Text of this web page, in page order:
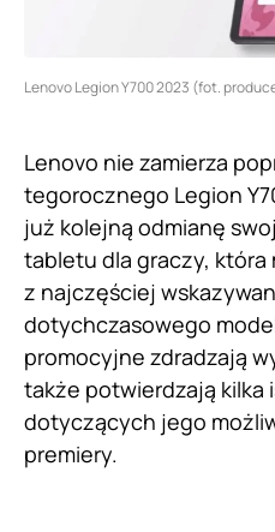
Lenovo Legion Y700 2023 (fot.
Lenovo nie zamierza
tegorocznego Legion
już kolejną odmianę
tabletu dla graczy, która
z najczęściej
dotychczasowego
promocyjne zdradzają
także potwierdzają
dotyczących jego
premiery.